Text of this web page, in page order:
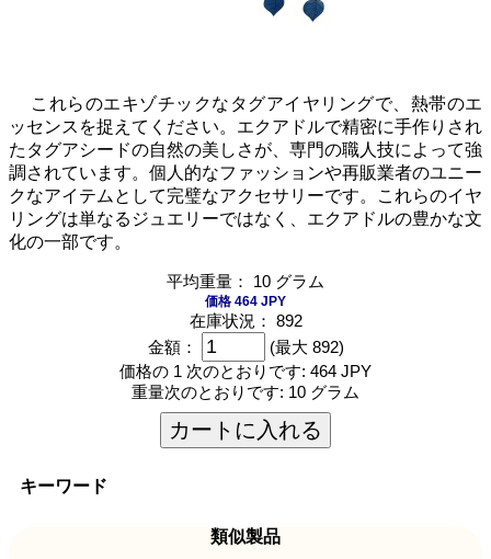
これらのエキゾチックなタグアイヤリングで、熱帯のエ
ッセンスを捉えてください。エクアドルで精密に手作りされ
たタグアシードの自然の美しさが、専門の職人技によって強
調されています。個人的なファッションや再販業者のユニー
クなアイテムとして完璧なアクセサリーです。これらのイヤ
リングは単なるジュエリーではなく、エクアドルの豊かな文
化の一部です。
平均重量： 10 グラム
価格 464 JPY
在庫状況： 892
金額：
(最大 892)
価格の 1 次のとおりです: 464 JPY
重量次のとおりです: 10 グラム
カートに入れる
キーワード
類似製品